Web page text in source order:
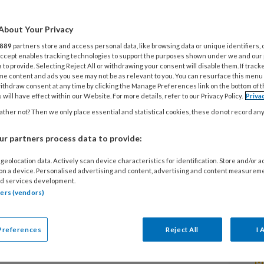
ziekte covid-19 veroorzaken. Zo'n 90
die in de eerste golf (maart-juni
één jaar nog steeds klachten te
enquête onder ruim 3600
en welzijn.
de eerste maanden van 2020 waren
noodzakelijk (en was er een tekort),
besmet zijn geraakt. Pas sinds juni
coronavirus.
SARS-CoV-2, waarvan 900 opgenomen
Your Privacy
889 partners store and access personal data, like browsing data or unique identifiers,
enables tracking technologies to support the purposes shown under we and
to provide. Selecting Reject All or withdrawing your consent will disable them. If
content and ads you see may not be as relevant to you. You can resurface this
consent at any time by clicking the Manage Preferences link on the bottom of
will have effect within our Website. For more details, refer to our Privacy Policy.
not? Then we only place essential and statistical cookies, these do not record
partners process data to provide:
data. Actively scan device characteristics for identification. Store and/or
a device. Personalised advertising and content, advertising and content
services development.
(vendors)
Reject All I